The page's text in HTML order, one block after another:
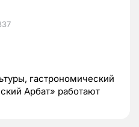
гастрономический
Арбат» работают